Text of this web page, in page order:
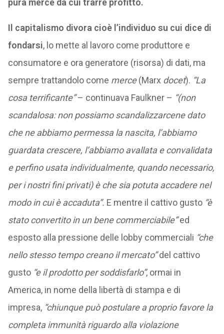
pura merce da cui trarre profitto.
Il capitalismo divora cioè l’individuo su cui dice di
fondarsi, lo mette al lavoro come produttore e
consumatore e ora generatore (risorsa) di dati, ma
sempre trattandolo come merce(Marx docet). “La
cosa terrificante”– continuava Faulkner – “(non
scandalosa: non possiamo scandalizzarcene dato
che ne abbiamo permessa la nascita, l’abbiamo
guardata crescere, l’abbiamo avallata e convalidata
e perfino usata individualmente, quando necessario,
per i nostri fini privati) è che sia potuta accadere nel
modo in cui è accaduta”. E mentre il cattivo gusto “è
stato convertito in un bene commerciabile”ed
esposto alla pressione delle lobby commerciali “che
nello stesso tempo creano il mercato”del cattivo
gusto “e il prodotto per soddisfarlo”, ormai in
America, in nome della libertà di stampa e di
impresa, “chiunque può postulare a proprio favore la
completa immunità riguardo alla violazione